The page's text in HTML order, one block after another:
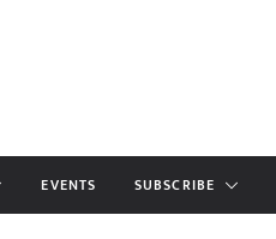
EVENTS SUBSCRIBE